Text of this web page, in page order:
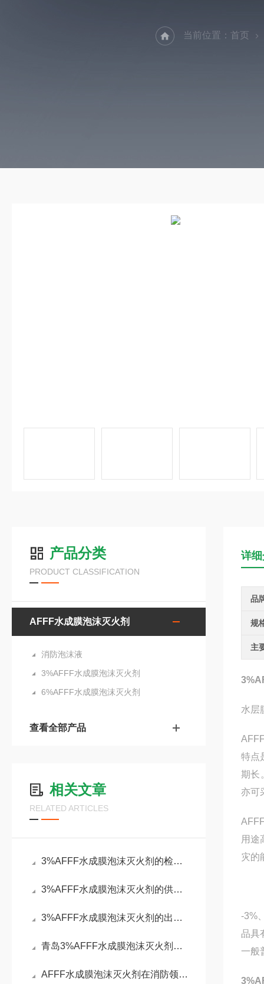
当前位置： 首页
产品分类
PRODUCT CLASSIFICATION
AFFF水成膜泡沫灭火剂
消防泡沫液
3%AFFF水成膜泡沫灭火剂
6%AFFF水成膜泡沫灭火剂
查看全部产品
相关文章
RELATED ARTICLES
3%AFFF水成膜泡沫灭火剂的检测化验
3%AFFF水成膜泡沫灭火剂的供货企业
3%AFFF水成膜泡沫灭火剂的出厂标准
青岛3%AFFF水成膜泡沫灭火剂的验收标准
AFFF水成膜泡沫灭火剂在消防领域中占据着重要地位
详
品
规
主
水层
特点
期长
亦可
用途
灾的
-3%
品具
一般